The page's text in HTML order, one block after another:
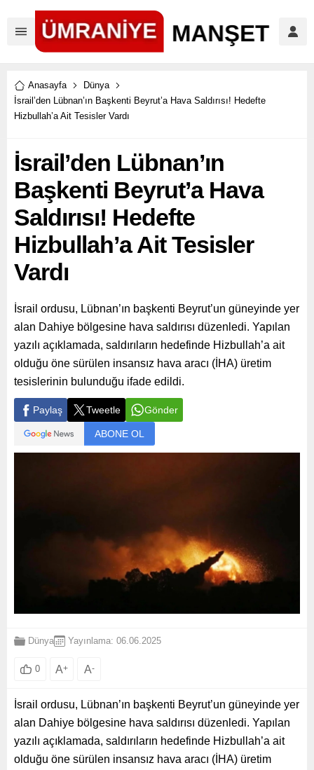
Anasayfa
Dünya
İsrail’den Lübnan’ın Başkenti Beyrut’a Hava Saldırısı! Hedefte
Hizbullah’a Ait Tesisler Vardı
İsrail’den Lübnan’ın
Başkenti Beyrut’a Hava
Saldırısı! Hedefte
Hizbullah’a Ait Tesisler
Vardı
İsrail ordusu, Lübnan’ın başkenti Beyrut’un güneyinde yer
alan Dahiye bölgesine hava saldırısı düzenledi. Yapılan
yazılı açıklamada, saldırıların hedefinde Hizbullah’a ait
olduğu öne sürülen insansız hava aracı (İHA) üretim
tesislerinin bulunduğu ifade edildi.
Paylaş Tweetle Gönder
ABONE OL
Dünya Yayınlama: 06.06.2025
0 A+ A-
İsrail ordusu, Lübnan’ın başkenti Beyrut’un güneyinde yer
alan Dahiye bölgesine hava saldırısı düzenledi. Yapılan
yazılı açıklamada, saldırıların hedefinde Hizbullah’a ait
olduğu öne sürülen insansız hava aracı (İHA) üretim